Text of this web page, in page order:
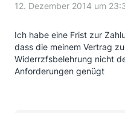
12. Dezember 2014 um
Ich habe eine Frist zur
dass die meinem Vertrag
Widerrzfsbelehrung nicht
Anforderungen genügt